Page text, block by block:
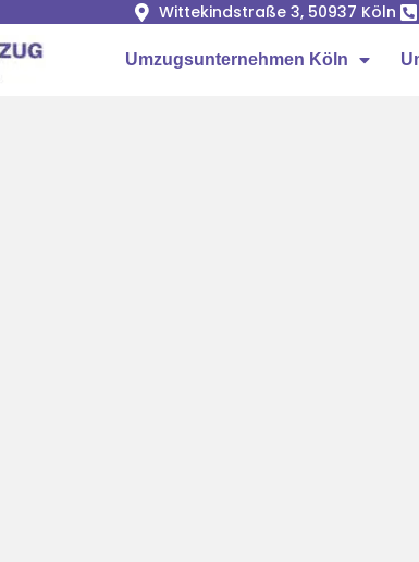
Wittekindstraße 3, 50937 Köln
Umzugsunternehmen Köln